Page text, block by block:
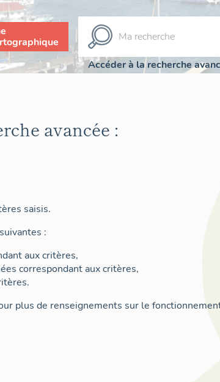
Accéder à la recherche
avancée :
saisis.
:
aux critères,
correspondant aux critères,
plus de renseignements sur le